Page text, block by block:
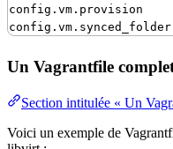
config.vm.provision
config.vm.synced_folder
Un Vagrantfile
Section intitulée « Un
Voici un exemple de